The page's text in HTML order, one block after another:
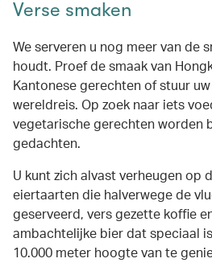
Verse smaken
We serveren u nog meer van de
houdt. Proef de smaak van
Kantonese gerechten of stuur
wereldreis. Op zoek naar iets
vegetarische gerechten worden
gedachten.
U kunt zich alvast verheugen op
eiertaarten die halverwege de
geserveerd, vers gezette koffie
ambachtelijke bier dat speciaal
10.000 meter hoogte van te